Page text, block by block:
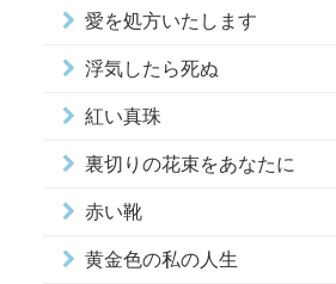
愛を処方いたします
浮気したら死ぬ
紅い真珠
裏切りの花束をあなたに
赤い靴
黄金色の私の人生